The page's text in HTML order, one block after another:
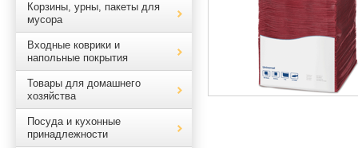
Корзины, урны, пакеты для
мусора
Входные коврики и
напольные покрытия
Товары для домашнего
хозяйства
Посуда и кухонные
принадлежности